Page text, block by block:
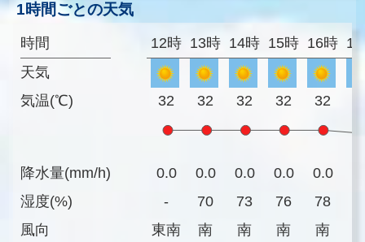
1時間ごとの天気
時間
天気
気温(℃)
降水量(mm/h)
湿度(%)
風向
12時 13時 14時 15時 16時
32 32 32 32 32
0.0 0.0 0.0 0.0 0.0
-
70 73 76 78
東南
南 南 南 南